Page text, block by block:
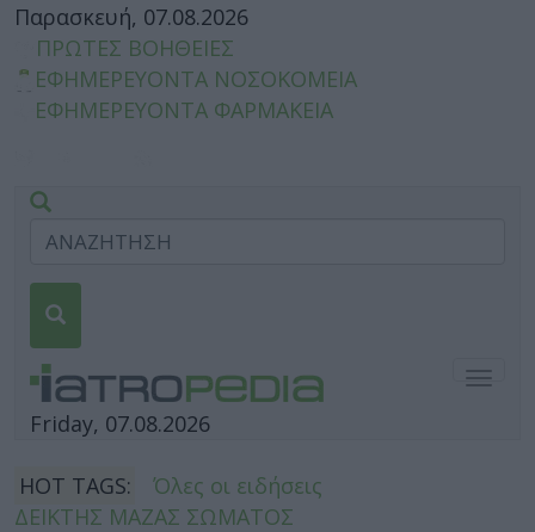
Παρασκευή, 07.08.2026
ΠΡΩΤΕΣ ΒΟΗΘΕΙΕΣ
ΕΦΗΜΕΡΕΥΟΝΤΑ ΝΟΣΟΚΟΜΕΙΑ
ΕΦΗΜΕΡΕΥΟΝΤΑ ΦΑΡΜΑΚΕΙΑ
Friday, 07.08.2026
HOT TAGS:
Όλες οι ειδήσεις
ΔΕΙΚΤΗΣ ΜΑΖΑΣ ΣΩΜΑΤΟΣ